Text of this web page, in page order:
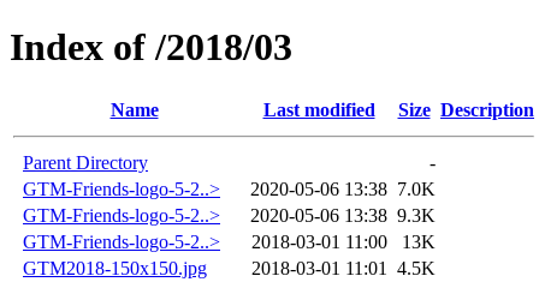
Index of /2018/03
Name Last modified Size Description
Parent Directory
-
GTM-Friends-logo-5-2..>
2020-05-06 13:38 7.0K
GTM-Friends-logo-5-2..>
2020-05-06 13:38 9.3K
GTM-Friends-logo-5-2..>
2018-03-01 11:00
13K
GTM2018-150x150.jpg
2018-03-01 11:01
4.5K